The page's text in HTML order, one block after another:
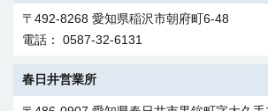
〒492-8268 愛知県稲沢市朝府町6-48
電話： 0587-32-6131
春日井営業所